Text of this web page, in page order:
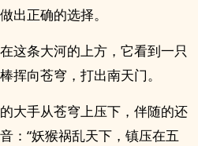
出正确的选择。
这条大河的上方，它看到一只
挥向苍穹，打出南天门。
大手从苍穹上压下，伴随的还
：“妖猴祸乱天下，镇压在五